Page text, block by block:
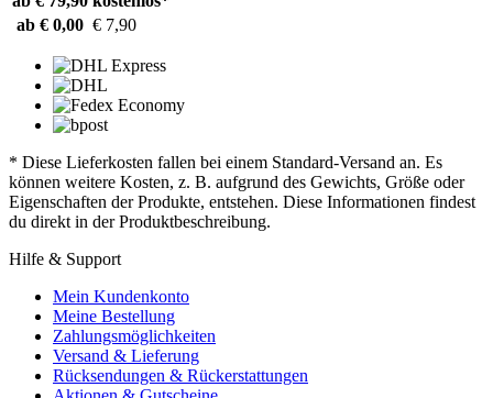
ab € 0,00 € 7,90
* Diese Lieferkosten fallen bei einem Standard-Versand an. Es
können weitere Kosten, z. B. aufgrund des Gewichts, Größe oder
Eigenschaften der Produkte, entstehen. Diese Informationen findest
du direkt in der Produktbeschreibung.
Hilfe & Support
Mein Kundenkonto
Meine Bestellung
Zahlungsmöglichkeiten
Versand & Lieferung
Rücksendungen & Rückerstattungen